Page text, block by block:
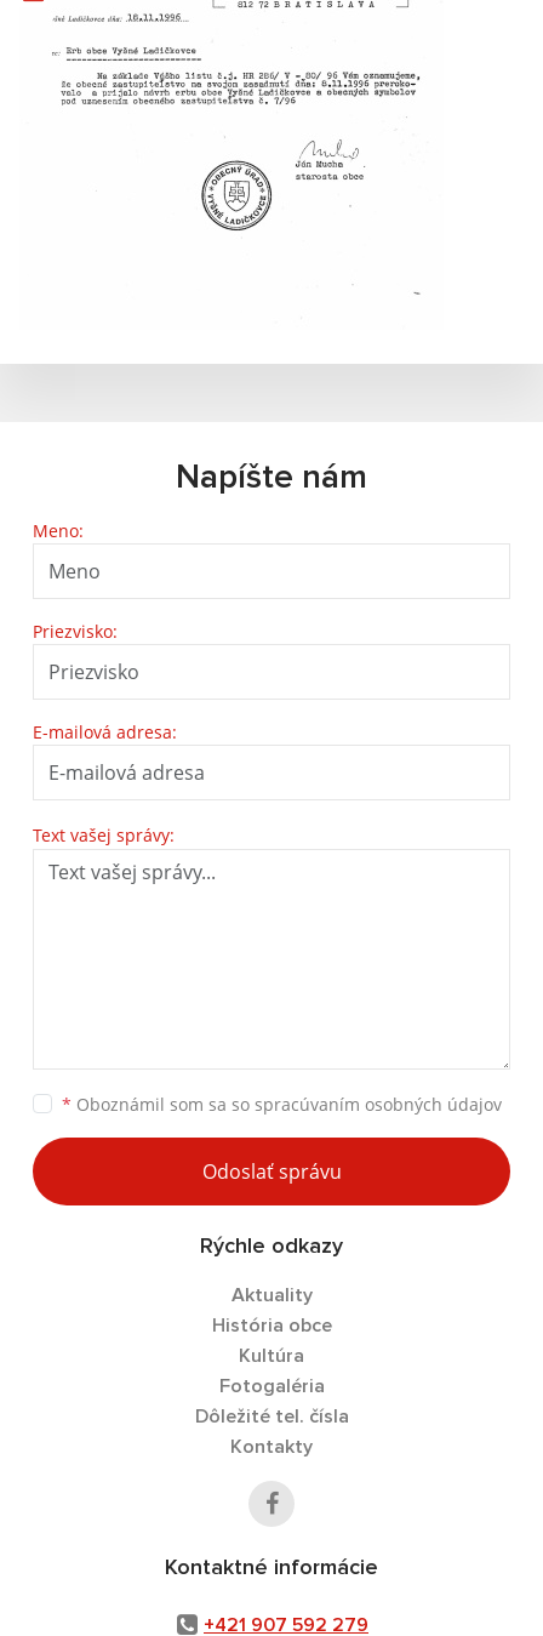
Napíšte nám
Meno:
Priezvisko:
E-mailová adresa:
Text vašej správy:
* Oboznámil som sa so spracúvaním osobných údajov
Odoslať správu
Rýchle odkazy
Aktuality
História obce
Kultúra
Fotogaléria
Dôležité tel. čísla
Kontakty
Kontaktné informácie
+421 907 592 279